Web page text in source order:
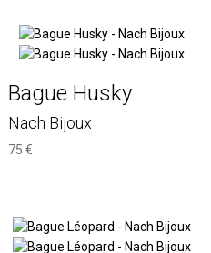
Bague Husky
Nach Bijoux
75 €